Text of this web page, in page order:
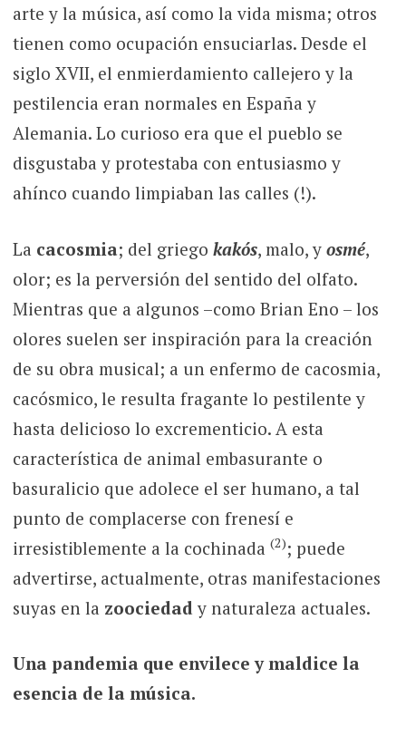
arte y la música, así como la vida misma; otros
tienen como ocupación ensuciarlas. Desde el
siglo XVII, el enmierdamiento callejero y la
pestilencia eran normales en España y
Alemania. Lo curioso era que el pueblo se
disgustaba y protestaba con entusiasmo y
ahínco cuando limpiaban las calles (!).
La cacosmia; del griego kakós, malo, y osmé,
olor; es la perversión del sentido del olfato.
Mientras que a algunos –como Brian Eno – los
olores suelen ser inspiración para la creación
de su obra musical; a un enfermo de cacosmia,
cacósmico, le resulta fragante lo pestilente y
hasta delicioso lo excrementicio. A esta
característica de animal embasurante o
basuralicio que adolece el ser humano, a tal
punto de complacerse con frenesí e
irresistiblemente a la cochinada (2); puede
advertirse, actualmente, otras manifestaciones
suyas en la zoociedad y naturaleza actuales.
Una pandemia que envilece y maldice la
esencia de la música.